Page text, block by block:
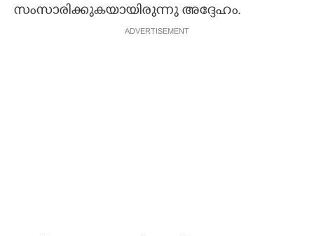
സംസാരിക്കുകയായിരുന്നു അദ്ദേഹം.
ADVERTISEMENT